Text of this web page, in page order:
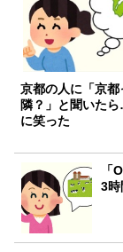
京都の人に「京都
隣？」と聞いた
に笑った
「
3